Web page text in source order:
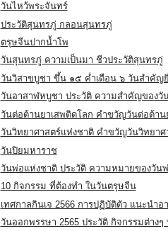
วันไหว้พระจันทร์
ประวัติสุนทรภู่ กลอนสุนทรภู่
ตรุษจีนปากน้ำโพ
วันสุนทรภู่ ความเป็นมา ชีวประวัติสุนทรภู่
วันวิสาขบูชา ขึ้น ๑๕ ค่ำเดือน ๖ วันสำคัญยิ่
วันอาสาฬหบูชา ประวัติ ความสําคัญของวัน
วันต่อต้านยาเสพติดโลก คำขวัญวันต่อต้านย
วันวิทยาศาสตร์แห่งชาติ คำขวัญวันวิทยาศ
วันปิยมหาราช
วันพ่อแห่งชาติ ประวัติ ความหมายของวันพ่
10 กิจกรรม ที่ต้องทำ ในวันตรุษจีน
เทศกาลกินเจ 2566 การปฏิบัติตัว แนะนำอา
วันออกพรรษา 2565 ประวัติ กิจกรรมต่างๆ